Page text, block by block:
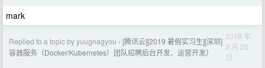
mark
Replied to a topic by yuugnagyou › [腾讯云][2019 暑假实习生][深圳]
容器服务（Docker/Kubernetes）团队招聘后台开发、运营开发）
2018 年
3 月 25
日